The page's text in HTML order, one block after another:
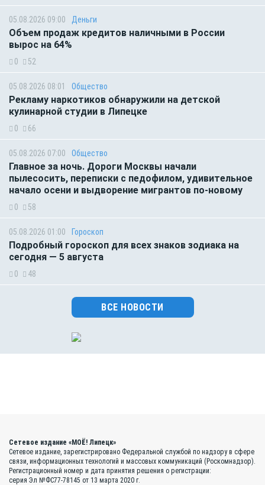
05.08.2026 09:00 Деньги
Объем продаж кредитов наличными в России
вырос на 64%
0 52
05.08.2026 08:01 Общество
Рекламу наркотиков обнаружили на детской
кулинарной студии в Липецке
0 66
05.08.2026 07:00 Общество
Главное за ночь. Дороги Москвы начали
пылесосить, переписки с педофилом, удивительное
начало осени и выдворение мигрантов по-новому
0 58
05.08.2026 01:00 Гороскоп
Подробный гороскоп для всех знаков зодиака на
сегодня — 5 августа
0 48
ВСЕ НОВОСТИ
Сетевое издание «МОЁ! Липецк»
Сетевое издание, зарегистрировано Федеральной службой по надзору в сфере
связи, информационных технологий и массовых коммуникаций (Роскомнадзор).
Регистрационный номер и дата принятия решения о регистрации:
серия Эл №ФС77-78145 от 13 марта 2020 г.